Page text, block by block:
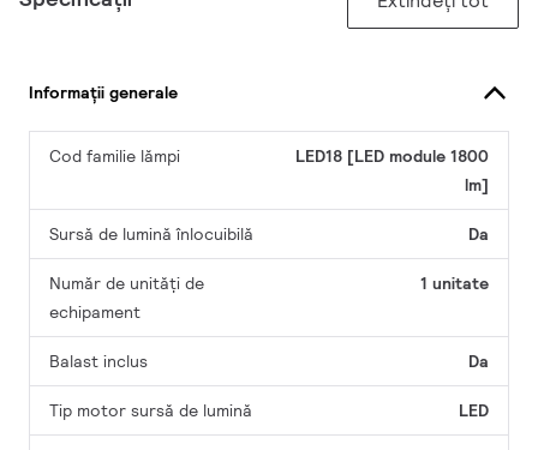
Informații generale
Cod familie lămpi
LED18 [LED module 1800
lm]
Sursă de lumină înlocuibilă Da
Număr de unități de
echipament
1 unitate
Balast inclus Da
Tip motor sursă de lumină LED